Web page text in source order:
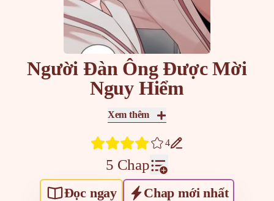
Người Đàn Ông Được Mời
Nguy Hiểm
Xem thêm
4
5 Chap
Đọc ngay Chap mới nhất